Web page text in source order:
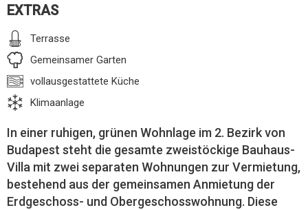
EXTRAS
Terrasse
Gemeinsamer Garten
vollausgestattete Küche
Klimaanlage
In einer ruhigen, grünen Wohnlage im 2. Bezirk von
Budapest steht die gesamte zweistöckige Bauhaus-
Villa mit zwei separaten Wohnungen zur Vermietung,
bestehend aus der gemeinsamen Anmietung der
Erdgeschoss- und Obergeschosswohnung. Diese